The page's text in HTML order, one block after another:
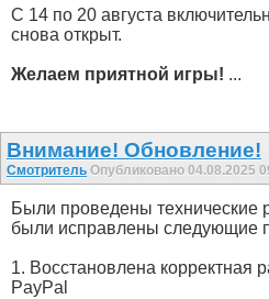
С 14 по 20 августа
снова открыт.
Желаем приятной игры! ...
Внимание! Обновление!
Смотритель Опубликовано 04.08.2025
Были проведены технические
были исправлены следующие
1. Восстановлена корректная
PayPal